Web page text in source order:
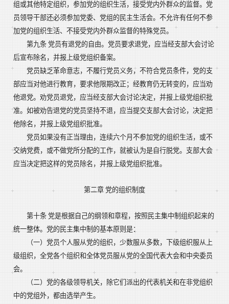
组或其他特定组织，参加党的组织生活，接受党内外群众的监督。党
员领导干部还必须参加党委、党组的民主生活会。不允许有任何不参
加党的组织生活、不接受党内外群众监督的特殊党员。
第九条 党员有退党的自由。党员要求退党，应当经支部大会讨论
后宣布除名，并报上级党组织备案。
党员缺乏革命意志，不履行党员义务，不符合党员条件，党的支
部应当对他进行教育，要求他限期改正；经教育仍无转变的，应当劝
他退党。劝党员退党，应当经支部大会讨论决定，并报上级党组织批
准。如被劝告退党的党员坚持不退，应当提交支部大会讨论，决定把
他除名，并报上级党组织批准。
党员如果没有正当理由，连续六个月不参加党的组织生活，或不
交纳党费，或不做党所分配的工作，就被认为是自行脱党。支部大会
应当决定把这样的党员除名，并报上级党组织批准。
第二章 党的组织制度
第十条 党是根据自己的纲领和章程，按照民主集中制组织起来的
统一整体。党的民主集中制的基本原则是：
（一）党员个人服从党的组织，少数服从多数，下级组织服从上
级组织，全党各个组织和全体党员服从党的全国代表大会和中央委员
会。
（二）党的各级领导机关，除它们派出的代表机关和在非党组织
中的党组外，都由选举产生。